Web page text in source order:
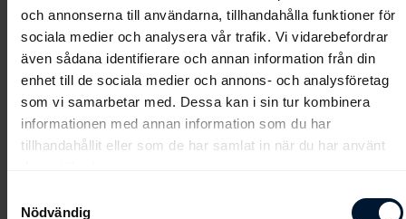
och annonserna till användarna, tillhandahålla funktioner för
sociala medier och analysera vår trafik. Vi vidarebefordrar
även sådana identifierare och annan information från din
enhet till de sociala medier och annons- och analysföretag
som vi samarbetar med. Dessa kan i sin tur kombinera
informationen med annan information som du har
tillhandahållit eller som de har samlat in när du har använt
Nödvändig
det är alltid så där för treåringarna.
– 6 Iridium Star(V64-5/V4-3/LD-1) var bra senast som trea. Jag
tror inte att 1200 meter är hans distans riktigt – han ska nog ha
mera distans. Det känns som att det finns hygglig kapacitet i
honom, men som sagt, jag tror att 1200 meter är för kort – han
har är inte så rapp.